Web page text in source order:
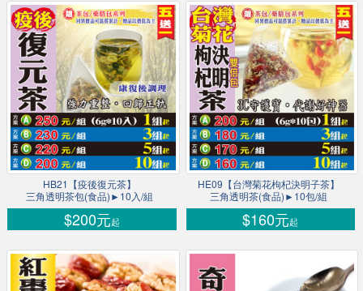
HB21【疫後復元茶】
三角透明茶包(食品)►10入/組
$200元起
HE09【台灣菊花枸杞決明子茶】
三角透明茶(食品)►10包/組
$160元起